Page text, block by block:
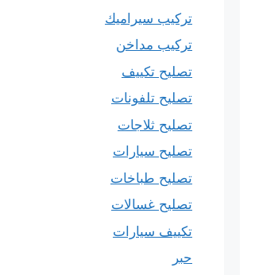
تركيب سيراميك
تركيب مداخن
تصليح تكييف
تصليح تلفونات
تصليح ثلاجات
تصليح سيارات
تصليح طباخات
تصليح غسالات
تكييف سيارات
حبر